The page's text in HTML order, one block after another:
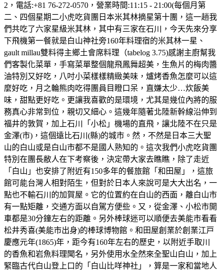
2，電話:+81 76-272-0570，營業時間:11:15 - 21:00(每個月第
二、四個星期二小虎吃貨團日本米其林摘星第十團，這一趟我
們共吃了六家星級米其林，其中有三家在石川，今天先來分享
下飛機第一餐就是白山神社旁160年料理宿的米其林一星、
gault millau雙料得主鄉土會席料理（tabelog 3.75)感謝主廚幫我
們客製化菜單，手寫菜單整個龍飛鳳舞超美，生魚片的梅肉醬
油特別又好吃，八吋小菜樣樣精緻美味，爐烤香魚怎麼可以這
麼好吃，月之輪熊肉吃得團員目瞪口呆，直嫌太少…炊飯美
味，甜點更好吃。更讓我喜歡的是環境，尤其是幾位內將的服
務真心非常到位，親切又細心。這幾年隨著北陸新幹線沿伸到
福井的敦賀，加上石川「小松」機場的直飛，讓北陸不在只是
金澤(市)，這個遠比石川(縣)的城市。然，不然是日本三大聖
山的白山或是白山市都不是國人熟知的。這次我們小虎吃貨團
特別在團長敝人在下考察後，決定帶大家去瞧瞧，除了走近
「白山」也安排了附近有150多年的餐旅館「和田屋」，這旅
館可能台灣人相對陌生，但對於日本人來說可是大大出名，一
點也不輸石川的加賀屋。它的位置約在白山的西面，離白山市
有一點矩離，交通方面以自駕方便些。又，從金澤、小松市開
車都是30分鐘左右的距離。另外棒球迷可以順便去美能市看看
松井秀喜(美能市出身)的棒球博物館。和田屋創業於創業江戸
慶應元年(1865)年，距今有160年左右的歷史，以附近手取川
的香魚和岩魚料理聞名，另外使用水全然來全聖山白山，加上
緊臨古代白山登上口的「白山比咩神社」，算是一家和當地人